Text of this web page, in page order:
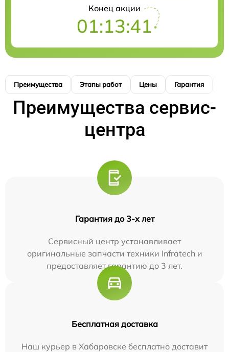
Конец акции
01:13:40
Преимущества Этапы работ Цены Гарантия
Преимущества сервис-
центра
Гарантия до 3-х лет
Сервисный центр устанавливает
оригинальные запчасти техники Infratech и
предоставляет гарантию до 3 лет.
Бесплатная доставка
Наш курьер в Хабаровске бесплатно доставит